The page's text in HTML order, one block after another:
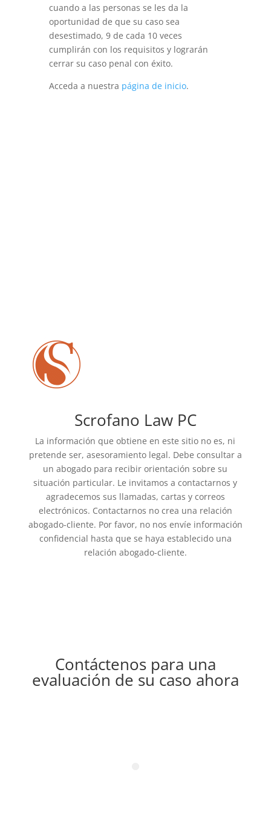
cuando a las personas se les da la
oportunidad de que su caso sea
desestimado, 9 de cada 10 veces
cumplirán con los requisitos y lograrán
cerrar su caso penal con éxito.
Acceda a nuestra página de inicio.
Scrofano Law PC
La información que obtiene en este sitio no es, ni
pretende ser, asesoramiento legal. Debe consultar a
un abogado para recibir orientación sobre su
situación particular. Le invitamos a contactarnos y
agradecemos sus llamadas, cartas y correos
electrónicos. Contactarnos no crea una relación
abogado-cliente. Por favor, no nos envíe información
confidencial hasta que se haya establecido una
relación abogado-cliente.
Contáctenos para una
evaluación de su caso ahora